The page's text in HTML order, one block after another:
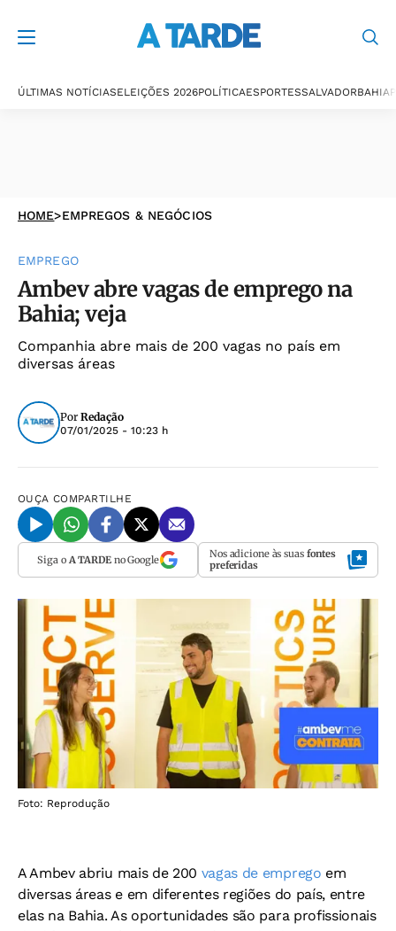
ÚLTIMAS NOTÍCIASELEIÇÕES 2026POLÍTICAESPORTESSALVADORBAHIA
HOME>EMPREGOS & NEGÓCIOS
EMPREGO
Ambev abre vagas de emprego na
Bahia; veja
Companhia abre mais de 200 vagas no país em
diversas áreas
Por Redação
07/01/2025 - 10:23 h
OUÇA COMPARTILHE
Siga o A TARDEno Google Nos adicione às suas fontes
preferidas
Foto: Reprodução
A Ambev abriu mais de 200 vagas de emprego em
diversas áreas e em diferentes regiões do país, entre
elas na Bahia. As oportunidades são para profissionais